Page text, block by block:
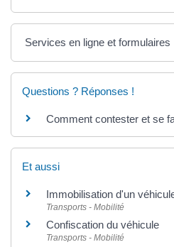
Services en ligne et formulaires
Questions ? Réponses !
Comment contester et se
Et aussi
Immobilisation d'un
Transports - Mobilité
Confiscation du véhicule
Transports - Mobilité